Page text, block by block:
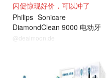
闪促惊现好价，可以冲了
Philips Sonicare
DiamondClean 9000 电动牙
刷
@dealmoon.de